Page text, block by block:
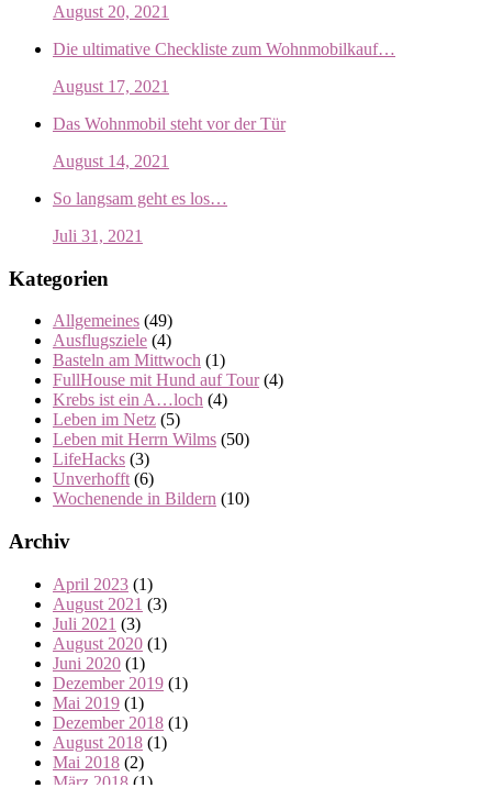
August 20, 2021
Die ultimative Checkliste zum Wohnmobilkauf…
August 17, 2021
Das Wohnmobil steht vor der Tür
August 14, 2021
So langsam geht es los…
Juli 31, 2021
Kategorien
Allgemeines (49)
Ausflugsziele (4)
Basteln am Mittwoch (1)
FullHouse mit Hund auf Tour(4)
Krebs ist ein A…loch (4)
Leben im Netz (5)
Leben mit Herrn Wilms (50)
LifeHacks (3)
Unverhofft (6)
Wochenende in Bildern (10)
Archiv
April 2023 (1)
August 2021 (3)
Juli 2021 (3)
August 2020 (1)
Juni 2020 (1)
Dezember 2019 (1)
Mai 2019 (1)
Dezember 2018 (1)
August 2018 (1)
Mai 2018 (2)
März 2018 (1)